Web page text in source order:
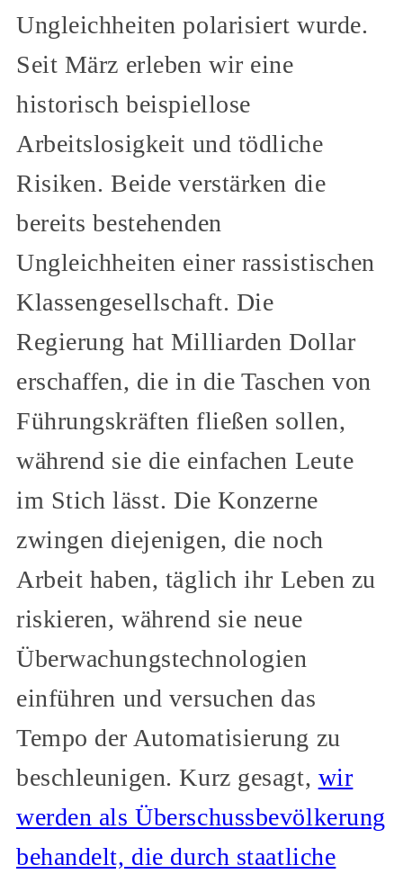
Ungleichheiten polarisiert wurde.
Seit März erleben wir eine
historisch beispiellose
Arbeitslosigkeit und tödliche
Risiken. Beide verstärken die
bereits bestehenden
Ungleichheiten einer rassistischen
Klassengesellschaft. Die
Regierung hat Milliarden Dollar
erschaffen, die in die Taschen von
Führungskräften fließen sollen,
während sie die einfachen Leute
im Stich lässt. Die Konzerne
zwingen diejenigen, die noch
Arbeit haben, täglich ihr Leben zu
riskieren, während sie neue
Überwachungstechnologien
einführen und versuchen das
Tempo der Automatisierung zu
beschleunigen. Kurz gesagt, wir
werden als Überschussbevölkerung
behandelt, die durch staatliche